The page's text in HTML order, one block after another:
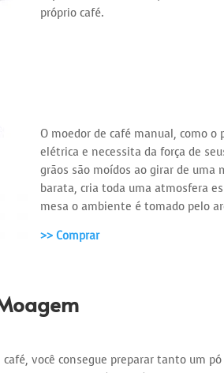
próprio café.
O moedor de café manual, como
elétrica e necessita da força de
grãos são moídos ao girar de uma
barata, cria toda uma atmosfera
mesa o ambiente é tomado pelo
>> Comprar
café, você consegue preparar tanto um